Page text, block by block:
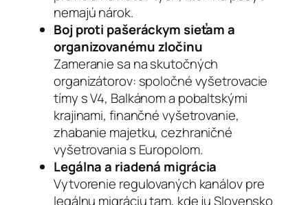
nemajú nárok.
Boj proti pašeráckym sieťam a
organizovanému zločinu
Zameranie sa na skutočných
organizátorov: spoločné vyšetrovacie
tímy s V4, Balkánom a pobaltskými
krajinami, finančné vyšetrovanie,
zhabanie majetku, cezhraničné
vyšetrovania s Europolom.
Legálna a riadená migrácia
Vytvorenie regulovaných kanálov pre
legálnu migráciu tam, kde ju Slovensko